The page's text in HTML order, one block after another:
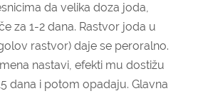
da velika doza joda,
za 1-2 dana. Rastvor joda u
rastvor) daje se peroralno.
nastavi, efekti mu dostižu
dana i potom opadaju. Glavna